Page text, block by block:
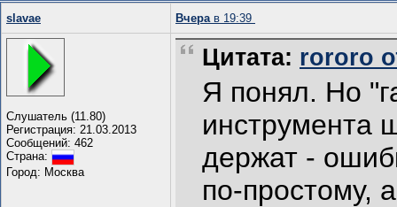
slavae Вчерав 19:39
Слушатель (11.80)
Регистрация: 21.03.2013
Сообщений: 462
Страна:
Город: Москва
Цитата: rororo
Я понял. Но
инструмента
держат -
по-простому,